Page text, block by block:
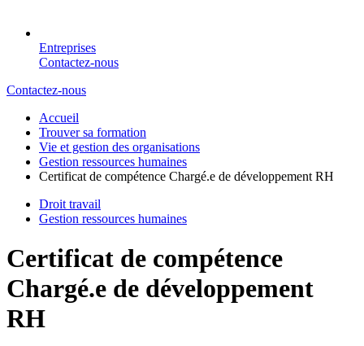
Entreprises
Contactez-nous
Contactez-nous
Accueil
Trouver sa formation
Vie et gestion des organisations
Gestion ressources humaines
Certificat de compétence Chargé.e de développement RH
Droit travail
Gestion ressources humaines
Certificat de compétence
Chargé.e de développement
RH